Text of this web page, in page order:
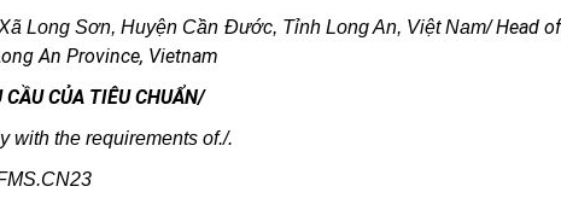
Long Sơn, Huyện Cần Đước, Tỉnh Long An, Việt Nam/Head
An Province, Vietnam
CỦA TIÊU CHUẨN/
with the requirements of./.